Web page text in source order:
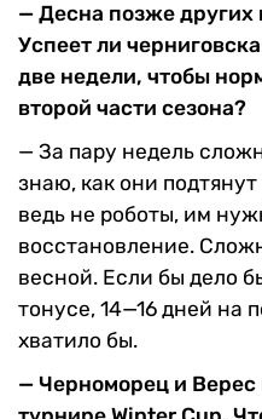
— Десна позже других
Успеет ли
две недели, чтобы
второй части сезона?
— За пару недель
знаю, как они
ведь не роботы, им
восстановление.
весной. Если бы дело
тонусе, 14—16 дней на
хватило бы.
— Черноморец и Верес